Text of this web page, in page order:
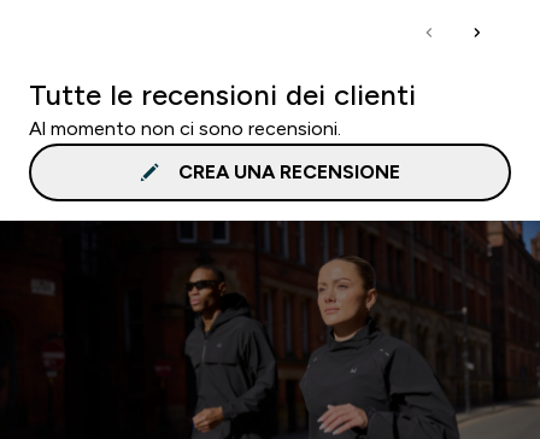
Tutte le recensioni dei clienti
Al momento non ci sono recensioni.
CREA UNA RECENSIONE